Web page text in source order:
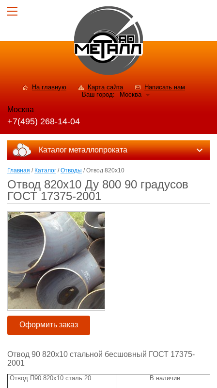
На главную Карта сайта
Написать нам
Ваш город:
Москва
Москва
+7(495) 268-14-04
Каталог металлопроката
Главная / Каталог /Отводы / Отвод 820х10
Отвод 820х10 Ду 800 90 градусов
ГОСТ 17375-2001
Оформить заказ
Отвод 90 820х10 стальной бесшовный ГОСТ 17375-
2001
Отвод П90 820х10 сталь 20
В наличии